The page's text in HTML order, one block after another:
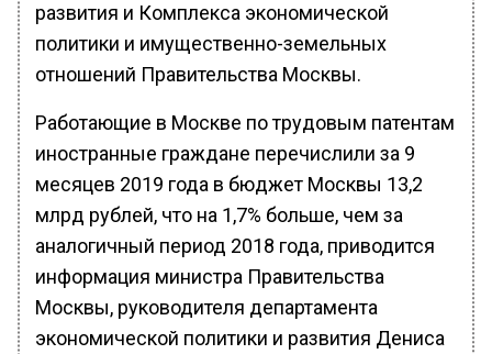
развития и Комплекса экономической
политики и имущественно-земельных
отношений Правительства Москвы.
Работающие в Москве по трудовым патентам
иностранные граждане перечислили за 9
месяцев 2019 года в бюджет Москвы 13,2
млрд рублей, что на 1,7% больше, чем за
аналогичный период 2018 года, приводится
информация министра Правительства
Москвы, руководителя департамента
экономической политики и развития Дениса